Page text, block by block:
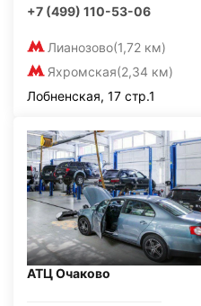
+7 (499) 110-53-06
Лианозово(1,72 км)
Яхромская(2,34 км)
Лобненская, 17 стр.1
АТЦ Очаково